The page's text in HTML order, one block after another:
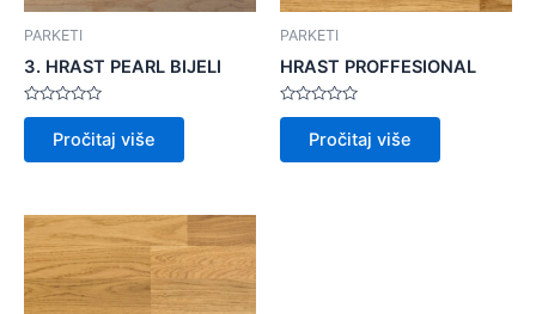
PARKETI
3. HRAST PEARL BIJELI
Ocijenjeno
5
Pročitaj više
PARKETI
HRAST PROFFESIONAL
Ocijenjeno
5
Pročitaj više